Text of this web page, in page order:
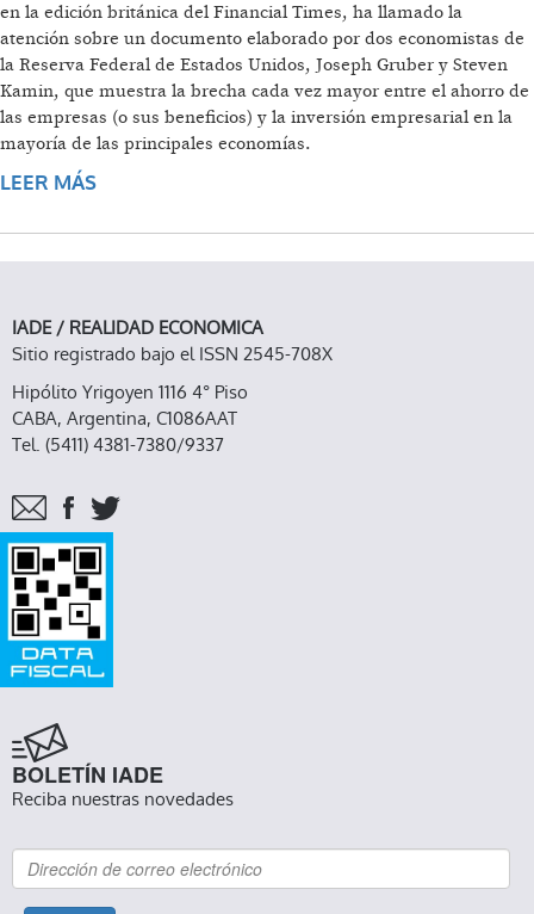
en la edición británica del Financial Times, ha llamado la
atención sobre un documento elaborado por dos economistas de
la Reserva Federal de Estados Unidos, Joseph Gruber y Steven
Kamin, que muestra la brecha cada vez mayor entre el ahorro de
las empresas (o sus beneficios) y la inversión empresarial en la
mayoría de las principales economías.
LEER MÁS
IADE / REALIDAD ECONOMICA
Sitio registrado bajo el ISSN 2545-708X
Hipólito Yrigoyen 1116 4° Piso
CABA, Argentina, C1086AAT
Tel. (5411) 4381-7380/9337
BOLETÍN IADE
Reciba nuestras novedades